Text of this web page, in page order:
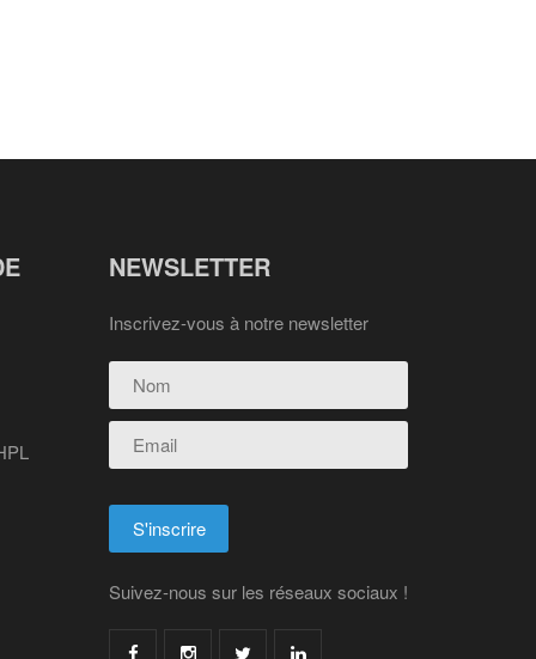
NEWSLETTER
Inscrivez-vous à notre newsletter
Suivez-nous sur les réseaux sociaux !